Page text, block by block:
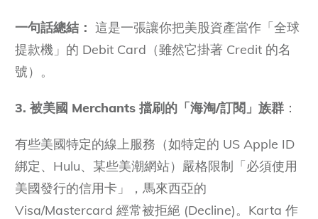
一句話總結： 這是一張讓你把美股資產當作「全球
提款機」的 Debit Card（雖然它掛著 Credit 的名
號）。
3. 被美國 Merchants 擋刷的「海淘/訂閱」族群 ：
有些美國特定的線上服務（如特定的 US Apple ID
綁定、Hulu、某些美潮網站）嚴格限制「必須使用
美國發行的信用卡」，馬來西亞的
Visa/Mastercard 經常被拒絕 (Decline)。Karta 作